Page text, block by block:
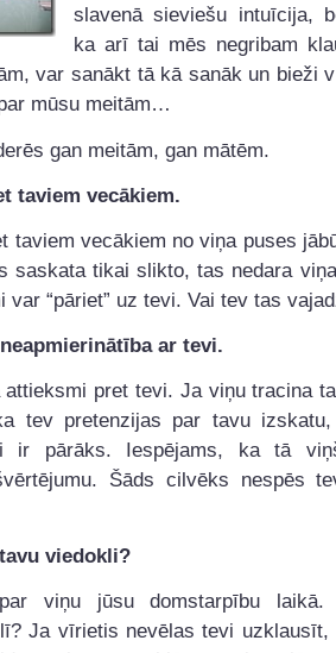
slavenā sieviešu intuīcija,
ka arī tai mēs negribam
var sanākt tā kā sanāk un bieži
mūsu meitām…
gan meitām, gan mātēm.
taviem vecākiem.
taviem vecākiem no viņa puses
saskata tikai slikto, tas nedara
var “pāriet” uz tevi. Vai tev tas
ar tevi.
attieksmi pret tevi. Ja viņu tracina
tev pretenzijas par tavu
ir pārāks. Iespējams, ka tā
Šāds cilvēks nespēs
viedokli?
viņu jūsu domstarpību
Ja vīrietis nevēlas tevi uzklausīt,